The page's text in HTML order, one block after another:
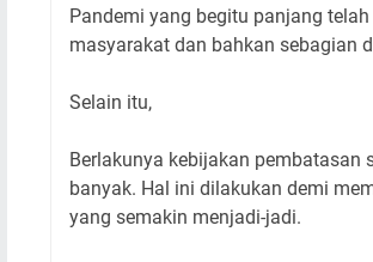
Pandemi yang begitu panjang
masyarakat dan bahkan sebagian
Selain itu,
Berlakunya kebijakan
banyak. Hal ini dilakukan demi
yang semakin menjadi-jadi.